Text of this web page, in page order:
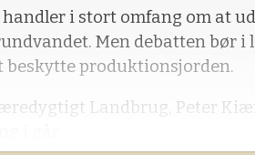
i stort omfang om at
Men debatten bør i
beskytte produktionsjorden.
Landbrug, Peter